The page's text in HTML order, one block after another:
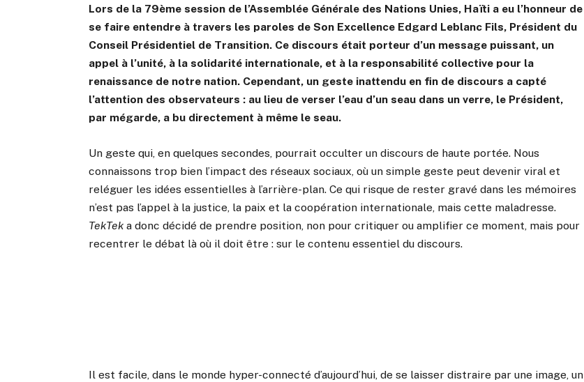
Lors de la 79ème session de l’Assemblée Générale des Nations Unies, Haïti a eu l’honneur de
se faire entendre à travers les paroles de Son Excellence Edgard Leblanc Fils, Président du
Conseil Présidentiel de Transition. Ce discours était porteur d’un message puissant, un
appel à l’unité, à la solidarité internationale, et à la responsabilité collective pour la
renaissance de notre nation. Cependant, un geste inattendu en fin de discours a capté
l’attention des observateurs : au lieu de verser l’eau d’un seau dans un verre, le Président,
par mégarde, a bu directement à même le seau.
Un geste qui, en quelques secondes, pourrait occulter un discours de haute portée. Nous
connaissons trop bien l’impact des réseaux sociaux, où un simple geste peut devenir viral et
reléguer les idées essentielles à l’arrière-plan. Ce qui risque de rester gravé dans les mémoires
n’est pas l’appel à la justice, la paix et la coopération internationale, mais cette maladresse.
TekTek a donc décidé de prendre position, non pour critiquer ou amplifier ce moment, mais pour
recentrer le débat là où il doit être : sur le contenu essentiel du discours.
Il est facile, dans le monde hyper-connecté d’aujourd’hui, de se laisser distraire par une image, un